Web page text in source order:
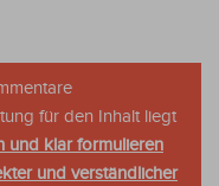
für den Inhalt liegt
und klar formulieren
und verständlicher